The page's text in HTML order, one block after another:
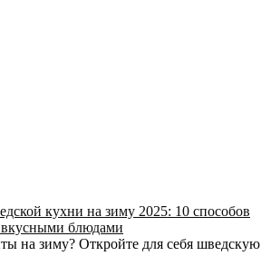
кухни на зиму 2025: 10 способов
вкусными блюдами
на зиму? Откройте для себя шведскую